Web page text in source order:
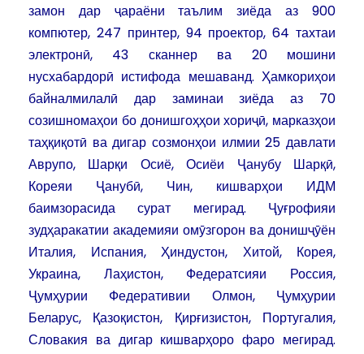
замон дар ҷараёни таълим зиёда аз 900
компютер, 247 принтер, 94 проектор, 64 тахтаи
электронӣ, 43 сканнер ва 20 мошини
нусхабардорӣ истифода мешаванд. Ҳамкориҳои
байналмилалӣ дар заминаи зиёда аз 70
созишномаҳои бо донишгоҳҳои хориҷӣ, марказҳои
таҳқиқотӣ ва дигар созмонҳои илмии 25 давлати
Аврупо, Шарқи Осиё, Осиёи Ҷанубу Шарқӣ,
Кореяи Ҷанубӣ, Чин, кишварҳои ИДМ
баимзорасида сурат мегирад. Ҷуғрофияи
зудҳаракатии академияи омӯзгорон ва донишҷӯён
Италия, Испания, Ҳиндустон, Хитой, Корея,
Украина, Лаҳистон, Федератсияи Россия,
Ҷумҳурии Федеративии Олмон, Ҷумҳурии
Беларус, Қазоқистон, Қирғизистон, Португалия,
Словакия ва дигар кишварҳоро фаро мегирад.